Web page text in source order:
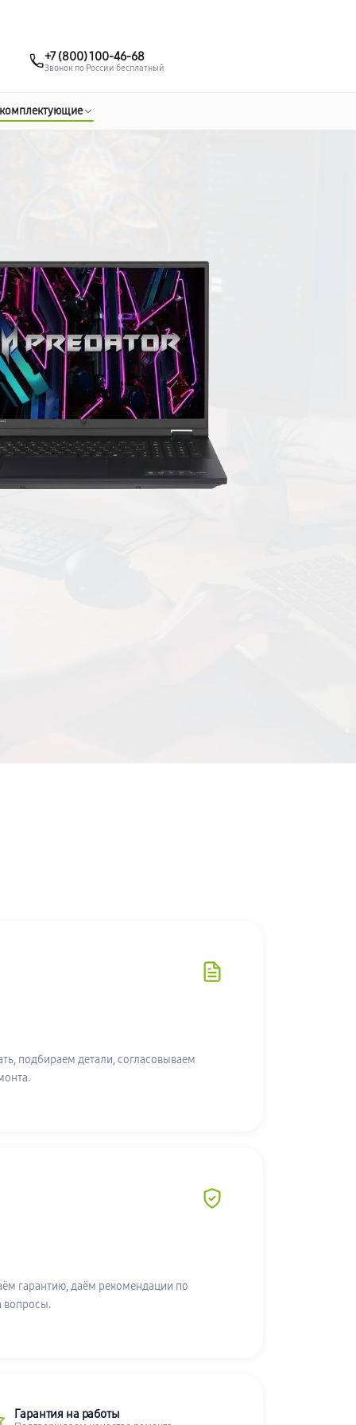
+7 (800) 100-46-68
Звонок по России бесплатный
подбираем детали, согласовываем
гарантию, даём рекомендации по
вопросы.
Гарантия на работы